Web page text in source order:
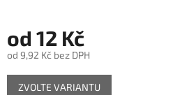
od 12 Kč
od 9,92 Kč bez DPH
Měrná
cena:
ZVOLTE VARIANTU